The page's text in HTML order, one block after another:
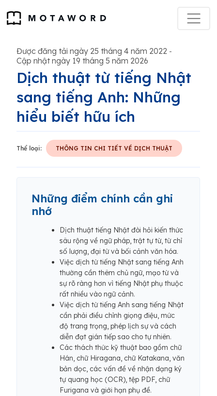
Được đăng tải ngày 25 tháng 4 năm 2022 -
Cập nhật ngày 19 tháng 5 năm 2026
Dịch thuật từ tiếng Nhật
sang tiếng Anh: Những
hiểu biết hữu ích
Thể loại: THÔNG TIN CHI TIẾT VỀ DỊCH THUẬT
Những điểm chính cần ghi
nhớ
Dịch thuật tiếng Nhật đòi hỏi kiến ​​thức
sâu rộng về ngữ pháp, trật tự từ, từ chỉ
số lượng, đại từ và bối cảnh văn hóa.
Việc dịch từ tiếng Nhật sang tiếng Anh
thường cần thêm chủ ngữ, mạo từ và
sự rõ ràng hơn vì tiếng Nhật phụ thuộc
rất nhiều vào ngữ cảnh.
Việc dịch từ tiếng Anh sang tiếng Nhật
cần phải điều chỉnh giọng điệu, mức
độ trang trọng, phép lịch sự và cách
diễn đạt gián tiếp sao cho tự nhiên.
Các thách thức kỹ thuật bao gồm chữ
Hán, chữ Hiragana, chữ Katakana, văn
bản dọc, các vấn đề về nhận dạng ký
tự quang học (OCR), tệp PDF, chữ
Furigana và giới hạn phụ đề.